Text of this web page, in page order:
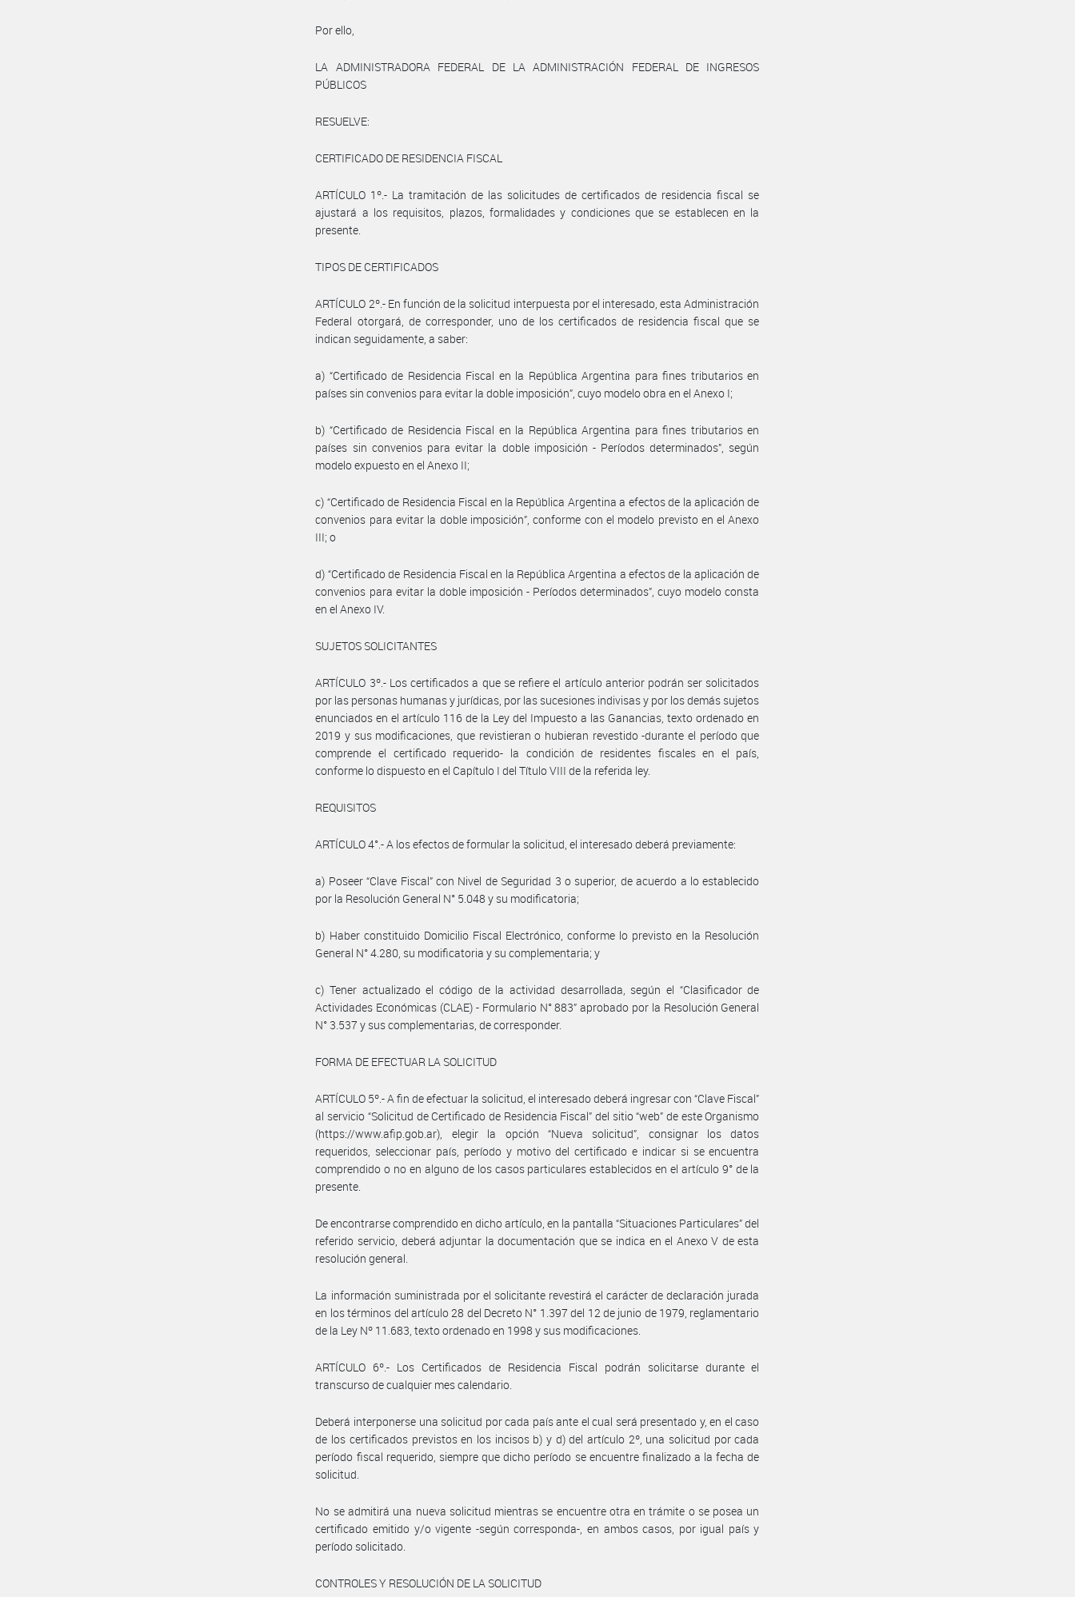
Por ello,
LA ADMINISTRADORA FEDERAL DE LA ADMINISTRACIÓN FEDERAL DE INGRESOS
PÚBLICOS
RESUELVE:
CERTIFICADO DE RESIDENCIA FISCAL
ARTÍCULO 1º.- La tramitación de las solicitudes de certificados de residencia fiscal se
ajustará a los requisitos, plazos, formalidades y condiciones que se establecen en la
presente.
TIPOS DE CERTIFICADOS
ARTÍCULO 2º.- En función de la solicitud interpuesta por el interesado, esta Administración
Federal otorgará, de corresponder, uno de los certificados de residencia fiscal que se
indican seguidamente, a saber:
a) “Certificado de Residencia Fiscal en la República Argentina para fines tributarios en
países sin convenios para evitar la doble imposición”, cuyo modelo obra en el Anexo I;
b) “Certificado de Residencia Fiscal en la República Argentina para fines tributarios en
países sin convenios para evitar la doble imposición - Períodos determinados”, según
modelo expuesto en el Anexo II;
c) “Certificado de Residencia Fiscal en la República Argentina a efectos de la aplicación de
convenios para evitar la doble imposición”, conforme con el modelo previsto en el Anexo
III; o
d) “Certificado de Residencia Fiscal en la República Argentina a efectos de la aplicación de
convenios para evitar la doble imposición - Períodos determinados”, cuyo modelo consta
en el Anexo IV.
SUJETOS SOLICITANTES
ARTÍCULO 3º.- Los certificados a que se refiere el artículo anterior podrán ser solicitados
por las personas humanas y jurídicas, por las sucesiones indivisas y por los demás sujetos
enunciados en el artículo 116 de la Ley del Impuesto a las Ganancias, texto ordenado en
2019 y sus modificaciones, que revistieran o hubieran revestido -durante el período que
comprende el certificado requerido- la condición de residentes fiscales en el país,
conforme lo dispuesto en el Capítulo I del Título VIII de la referida ley.
REQUISITOS
ARTÍCULO 4°.- A los efectos de formular la solicitud, el interesado deberá previamente:
a) Poseer “Clave Fiscal” con Nivel de Seguridad 3 o superior, de acuerdo a lo establecido
por la Resolución General N° 5.048 y su modificatoria;
b) Haber constituido Domicilio Fiscal Electrónico, conforme lo previsto en la Resolución
General N° 4.280, su modificatoria y su complementaria; y
c) Tener actualizado el código de la actividad desarrollada, según el “Clasificador de
Actividades Económicas (CLAE) - Formulario N° 883” aprobado por la Resolución General
N° 3.537 y sus complementarias, de corresponder.
FORMA DE EFECTUAR LA SOLICITUD
ARTÍCULO 5º.- A fin de efectuar la solicitud, el interesado deberá ingresar con “Clave Fiscal”
al servicio “Solicitud de Certificado de Residencia Fiscal” del sitio “web” de este Organismo
(https://www.afip.gob.ar), elegir la opción “Nueva solicitud”, consignar los datos
requeridos, seleccionar país, período y motivo del certificado e indicar si se encuentra
comprendido o no en alguno de los casos particulares establecidos en el artículo 9° de la
presente.
De encontrarse comprendido en dicho artículo, en la pantalla “Situaciones Particulares” del
referido servicio, deberá adjuntar la documentación que se indica en el Anexo V de esta
resolución general.
La información suministrada por el solicitante revestirá el carácter de declaración jurada
en los términos del artículo 28 del Decreto N° 1.397 del 12 de junio de 1979, reglamentario
de la Ley Nº 11.683, texto ordenado en 1998 y sus modificaciones.
ARTÍCULO 6º.- Los Certificados de Residencia Fiscal podrán solicitarse durante el
transcurso de cualquier mes calendario.
Deberá interponerse una solicitud por cada país ante el cual será presentado y, en el caso
de los certificados previstos en los incisos b) y d) del artículo 2º, una solicitud por cada
período fiscal requerido, siempre que dicho período se encuentre finalizado a la fecha de
solicitud.
No se admitirá una nueva solicitud mientras se encuentre otra en trámite o se posea un
certificado emitido y/o vigente -según corresponda-, en ambos casos, por igual país y
período solicitado.
CONTROLES Y RESOLUCIÓN DE LA SOLICITUD